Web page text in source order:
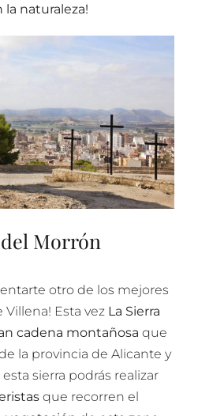
la naturaleza!
Morrón
otro de los mejores
Esta vez La Sierra
cadena montañosa que
la provincia de Alicante y
sierra podrás realizar
que recorren el